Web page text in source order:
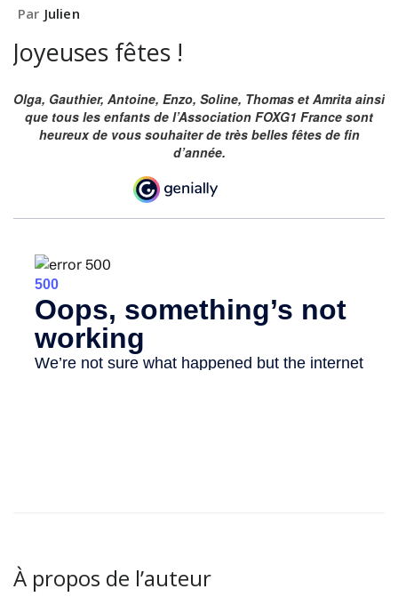
Par Julien
Joyeuses fêtes !
Olga, Gauthier, Antoine, Enzo, Soline, Thomas et Amrita ainsi
que tous les enfants de l’Association FOXG1 France sont
heureux de vous souhaiter de très belles fêtes de fin
d’année.
À propos de l’auteur